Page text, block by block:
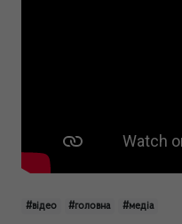
#відео #головна #медіа